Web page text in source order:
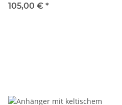
105,00 € *